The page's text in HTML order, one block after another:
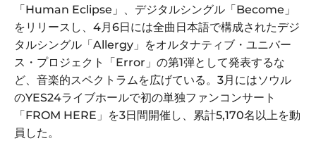
「Human Eclipse」、デジタルシングル「Become」
をリリースし、4月6日には全曲日本語で構成されたデジ
タルシングル「Allergy」をオルタナティブ・ユニバー
ス・プロジェクト「Error」の第1弾として発表するな
ど、音楽的スペクトラムを広げている。3月にはソウル
のYES24ライブホールで初の単独ファンコンサート
「FROM HERE」を3日間開催し、累計5,170名以上を動
員した。